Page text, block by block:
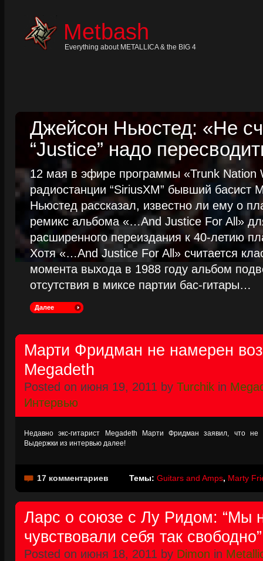
Metbash
Everything about METALLICA & the BIG 4
Джейсон Ньюстед: «Не
“Justice” надо
12 мая в эфире программы «Trunk Nation
радиостанции “SiriusXM” бывший басист
Ньюстед рассказал, известно ли ему о
ремикс альбома «…And Justice For All»
расширенного переиздания к 40-летию
Хотя «…And Justice For All» считается
момента выхода в 1988 году альбом
отсутствия в миксе партии бас-гитары…
Далее
Марти Фридман не намерен
Megadeth
Posted on июня 19, 2011 by Turchik in
Интервью
Недавно экс-гитарист Megadeth Марти Фридман заявил, что не
Выдержки из интервью далее!
17 комментариев Темы: Guitars and Amps, Marty
Ларс о союзе с Лу Ридом: “Мы
чувствовали себя так свободно”
Posted on июня 18, 2011 by Dimon in